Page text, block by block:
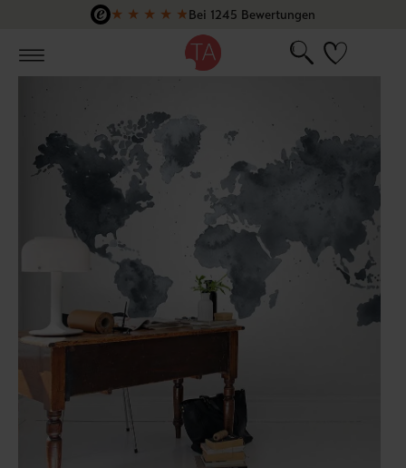
Zum Hauptinhalt springen
★ ★ ★ ★ ★Bei 1245 Bewertungen